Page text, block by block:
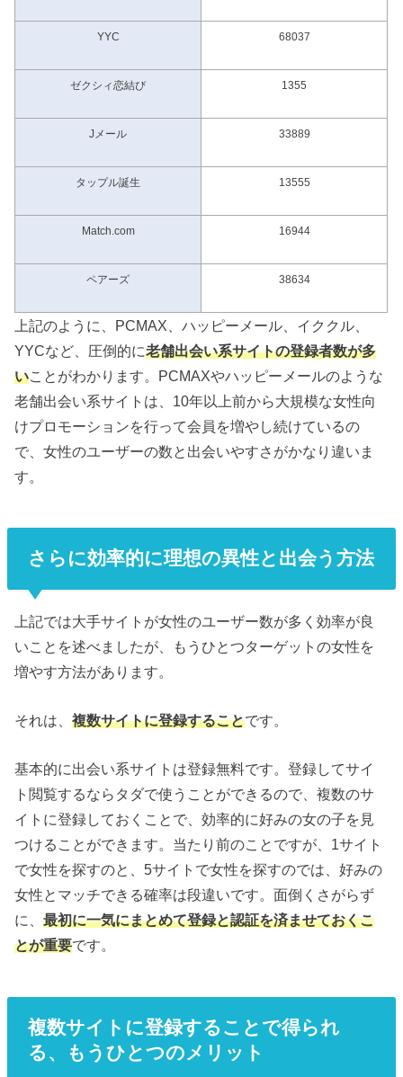
YYC 68037
ゼクシィ恋結び 1355
Jメール 33889
タップル誕生 13555
Match.com 16944
ペアーズ 38634
上記のように、PCMAX、ハッピーメール、イククル、
YYCなど、圧倒的に老舗出会い系サイトの登録者数が多
い ことがわかります。PCMAXやハッピーメールのような
老舗出会い系サイトは、10年以上前から大規模な女性向
けプロモーションを行って会員を増やし続けているの
で、女性のユーザーの数と出会いやすさがかなり違いま
す。
さらに効率的に理想の異性と出会う方法
上記では大手サイトが女性のユーザー数が多く効率が良
いことを述べましたが、もうひとつターゲットの女性を
増やす方法があります。
それは、複数サイトに登録することです。
基本的に出会い系サイトは登録無料です。登録してサイ
ト閲覧するならタダで使うことができるので、複数のサ
イトに登録しておくことで、効率的に好みの女の子を見
つけることができます。当たり前のことですが、1サイト
で女性を探すのと、5サイトで女性を探すのでは、好みの
女性とマッチできる確率は段違いです。面倒くさがらず
に、最初に一気にまとめて登録と認証を済ませておくこ
とが重要です。
複数サイトに登録することで得られ
る、もうひとつのメリット